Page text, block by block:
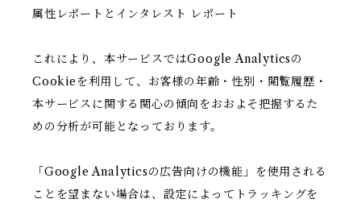
属性レポートとインタレスト レポート
これにより、本サービスではGoogle Analyticsの
Cookieを利用して、お客様の年齢・性別・閲覧履歴・
本サービスに関する関心の傾向をおおよそ把握するた
めの分析が可能となっております。
「Google Analyticsの広告向けの機能」を使用される
ことを望まない場合は、設定によってトラッキングを